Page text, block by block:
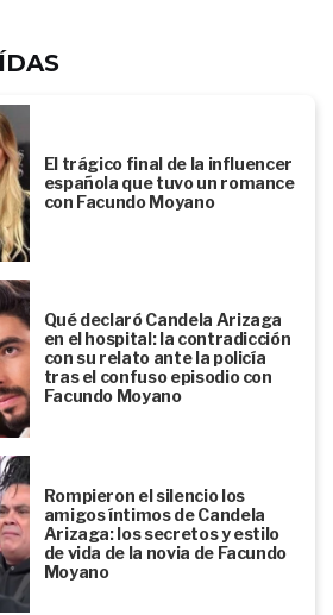
El trágico final de la influencer
española que tuvo un romance
con Facundo Moyano
Qué declaró Candela Arizaga
en el hospital: la contradicción
con su relato ante la policía
tras el confuso episodio con
Facundo Moyano
Rompieron el silencio los
amigos íntimos de Candela
Arizaga: los secretos y estilo
de vida de la novia de Facundo
Moyano